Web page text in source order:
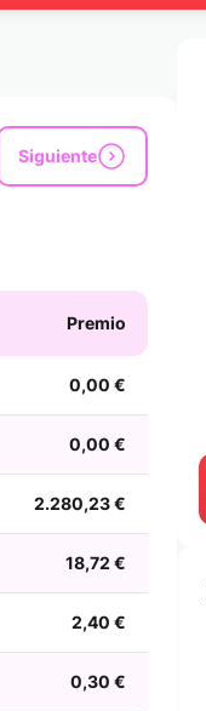
Siguiente
Premio
0,00 €
0,00 €
2.280,23 €
18,72 €
2,40 €
0,30 €